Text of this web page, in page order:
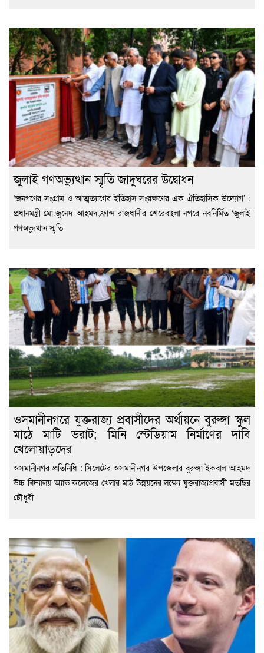
জুলাই গণঅভ্যুত্থান স্মৃতি জাদুঘরের উদ্বোধন
‘জনগণের সংগ্রাম ও আত্মত্যাগের ইতিহাস সংরক্ষণের এক ঐতিহাসিক উদ্যোগ’ :
প্রধানমন্ত্রী মো.জুনেদ আহমদ,ফ্রান্স রাজধানীর শেরেবাংলা নগরে নবনির্মিত ‘জুলাই
গণঅভ্যুত্থান স্মৃতি
ওসমানীনগরে যুক্তরাজ্য প্রবাসীদের অর্থায়নে বুরুঙ্গা স্কুল
মাঠে মাটি ভরাট; মিনি স্টেডিয়াম নির্মাণের দাবি
খেলোয়াড়দের
ওসমানীনগর প্রতিনিধি : সিলেটের ওসমানীনগর উপজেলার বুরুঙ্গা ইকবাল আহমদ
উচ্চ বিদ্যালয় অ্যান্ড কলেজের খেলার মাঠ উন্নয়নের লক্ষ্যে যুক্তরাজ্যপ্রবাসী মতছির
চৌধুরী